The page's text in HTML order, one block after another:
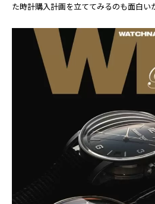
た時計購入計画を立ててみるのも面白い